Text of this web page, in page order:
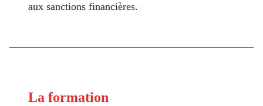
aux sanctions financières.
La formation